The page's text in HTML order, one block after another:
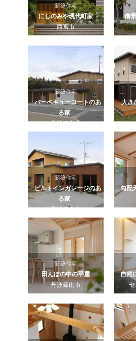
新築住宅
にしのみや現代町家
西宮市
借
新築住宅
バーベキューコートのあ
る家
丹波篠山市
大き
新築住宅
ビルトインガレージのあ
る家
丹波篠山市
勾配
新築住宅
田んぼの中の平屋
丹波篠山市
自然
セ